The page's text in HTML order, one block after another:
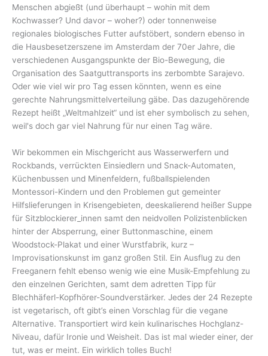
Menschen abgießt (und überhaupt – wohin mit dem
Kochwasser? Und davor – woher?) oder tonnenweise
regionales biologisches Futter aufstöbert, sondern ebenso in
die Hausbesetzerszene im Amsterdam der 70er Jahre, die
verschiedenen Ausgangspunkte der Bio-Bewegung, die
Organisation des Saatguttransports ins zerbombte Sarajevo.
Oder wie viel wir pro Tag essen könnten, wenn es eine
gerechte Nahrungsmittelverteilung gäbe. Das dazugehörende
Rezept heißt „Weltmahlzeit“ und ist eher symbolisch zu sehen,
weil's doch gar viel Nahrung für nur einen Tag wäre.
Wir bekommen ein Mischgericht aus Wasserwerfern und
Rockbands, verrückten Einsiedlern und Snack-Automaten,
Küchenbussen und Minenfeldern, fußballspielenden
Montessori-Kindern und den Problemen gut gemeinter
Hilfslieferungen in Krisengebieten, deeskalierend heißer Suppe
für Sitzblockierer_innen samt den neidvollen Polizistenblicken
hinter der Absperrung, einer Buttonmaschine, einem
Woodstock-Plakat und einer Wurstfabrik, kurz –
Improvisationskunst im ganz großen Stil. Ein Ausflug zu den
Freeganern fehlt ebenso wenig wie eine Musik-Empfehlung zu
den einzelnen Gerichten, samt dem adretten Tipp für
Blechhäferl-Kopfhörer-Soundverstärker. Jedes der 24 Rezepte
ist vegetarisch, oft gibt’s einen Vorschlag für die vegane
Alternative. Transportiert wird kein kulinarisches Hochglanz-
Niveau, dafür Ironie und Weisheit. Das ist mal wieder einer, der
tut, was er meint. Ein wirklich tolles Buch!